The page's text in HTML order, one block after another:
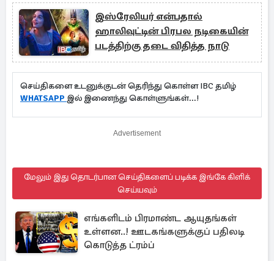
இஸ்ரேலியர் என்பதால்
ஹாலிவுட்டின் பிரபல நடிகையின்
படத்திற்கு தடை விதித்த நாடு
செய்திகளை உடனுக்குடன் தெரிந்து கொள்ள IBC தமிழ்
WHATSAPP இல் இணைந்து கொள்ளுங்கள்...!
Advertisement
மேலும் இது தொடர்பான செய்திகளைப் படிக்க இங்கே கிளிக்
செய்யவும்
எங்களிடம் பிரமாண்ட ஆயுதங்கள்
உள்ளன..! ஊடகங்களுக்குப் பதிலடி
கொடுத்த ட்ரம்ப்